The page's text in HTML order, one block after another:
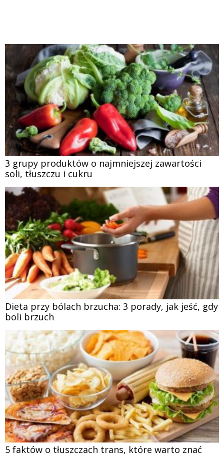
3 grupy produktów o najmniejszej zawartości
soli, tłuszczu i cukru
Dieta przy bólach brzucha: 3 porady, jak jeść, gdy
boli brzuch
5 faktów o tłuszczach trans, które warto znać